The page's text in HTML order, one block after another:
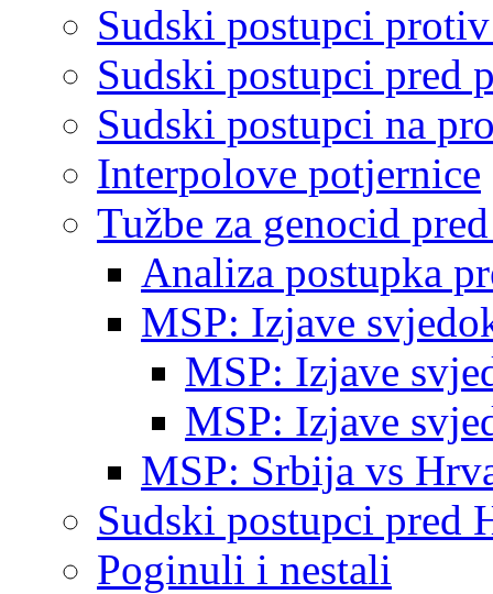
Sudski postupci
Sudski postupci pred
Sudski postupci na
Interpolove potjernice
Tužbe za genocid
Analiza postupka
MSP: Izjave
MSP: Izjave
MSP: Izjave
MSP: Srbija vs
Sudski postupci pred
Poginuli i nestali